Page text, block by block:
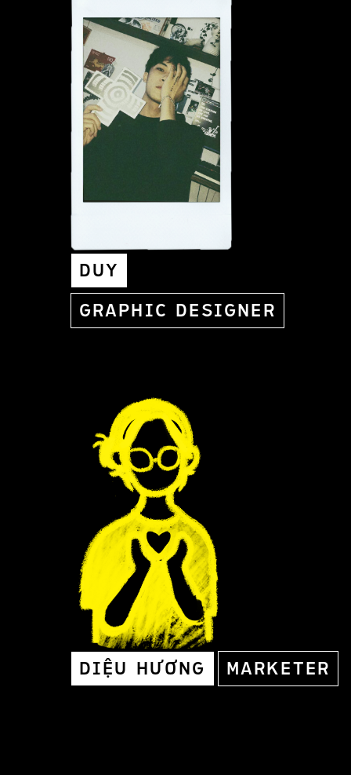
DUY
GRAPHIC DESIGNER
DIỆU HƯƠNG MARKETER